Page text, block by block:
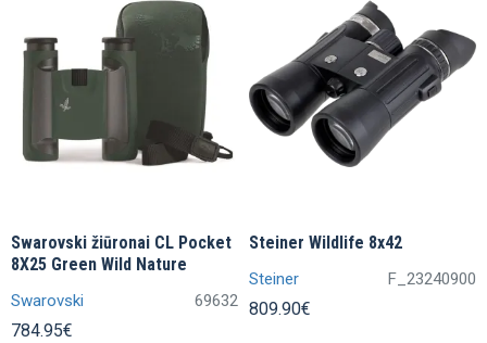
Swarovski 69632
Swarovski žiūronai CL Pocket
8X25 Green Wild Nature
784.95€
Steiner F_23240900
Steiner Wildlife 8x42
809.90€